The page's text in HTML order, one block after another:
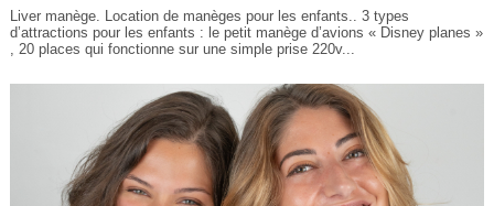
Liver manège. Location de manèges pour les enfants.. 3 types
d’attractions pour les enfants : le petit manège d’avions « Disney planes »
, 20 places qui fonctionne sur une simple prise 220v...